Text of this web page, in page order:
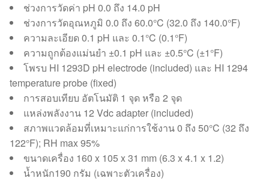
ช่วงการวัดค่า pH 0.0 ถึง 14.0 pH
ช่วงการวัดอุณหภูมิ 0.0 ถึง 60.0°C (32.0 ถึง 140.0°F)
ความละเอียด 0.1 pH และ 0.1°C (0.1°F)
ความถูกต้องแม่นยำ ±0.1 pH และ ±0.5°C (±1°F)
โพรบ HI 1293D pH electrode (included) และ HI 1294
temperature probe (fixed)
การสอบเทียบ อัตโนมัติ 1 จุด หรือ 2 จุด
แหล่งพลังงาน 12 Vdc adapter (included)
สภาพแวดล้อมที่เหมาะแก่การใช้งาน 0 ถึง 50°C (32 ถึง
122°F); RH max 95%
ขนาดเครื่อง 160 x 105 x 31 mm (6.3 x 4.1 x 1.2)
น้ำหนัก190 กรัม (เฉพาะตัวเครื่อง)